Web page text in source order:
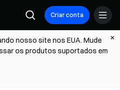
Criar conta
nosso site nos EUA. Mude
os produtos suportados em